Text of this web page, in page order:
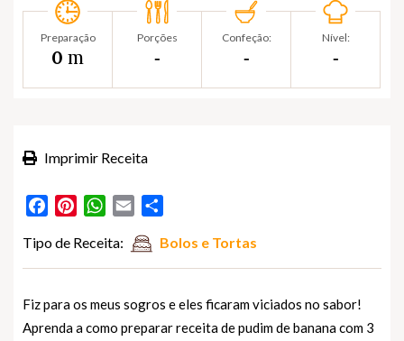
Preparação
0 m
Porções
‐
Confeção:
‐
Nível:
‐
Imprimir Receita
FacebookPinterestWhatsApp
Email
Tipo de Receita: Bolos e Tortas
Fiz para os meus sogros e eles ficaram viciados no sabor!
Aprenda a como preparar receita de pudim de banana com 3